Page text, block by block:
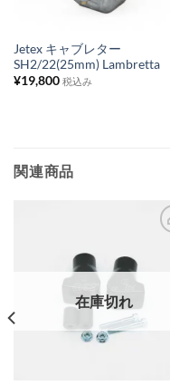
ト
Jetex キャブレター
SH2/22(25mm) Lambretta
¥19,800 税込み
関連商品
在庫切れ